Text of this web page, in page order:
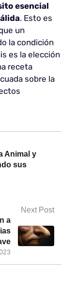
esencial
. Esto es
un
la condición
es la elección
receta
sobre la
Animal y
sus
Next Post
a